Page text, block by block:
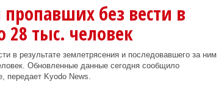
без вести в
тыс. человек
в результате землетрясения и последовавшего за ним
Обновленные данные сегодня сообщило
передает Kyodo News.